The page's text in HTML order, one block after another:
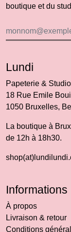
boutique et du
Lundi
Papeterie &
18 Rue Emile
1050 Bruxelles,
La boutique à
de 12h à 18h30.
Informations
À propos
Livraison & retour
Conditions